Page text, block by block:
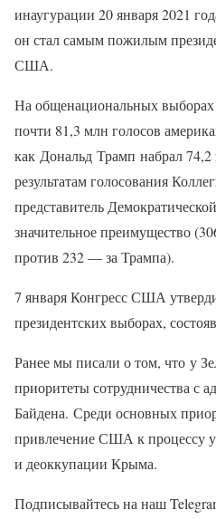
инаугурации 20 января 2021
он стал самым пожилым
США.
На общенациональных
почти 81,3 млн голосов
как Дональд Трамп набрал
результатам голосования
представитель
значительное преимущество
против 232 — за Трампа).
7 января Конгресс США
президентских выборах,
Ранее мы писали о том, что у
приоритеты сотрудничества с
Байдена. Среди основных
привлечение США к процессу
и деоккупации Крыма.
Подписывайтесь на наш